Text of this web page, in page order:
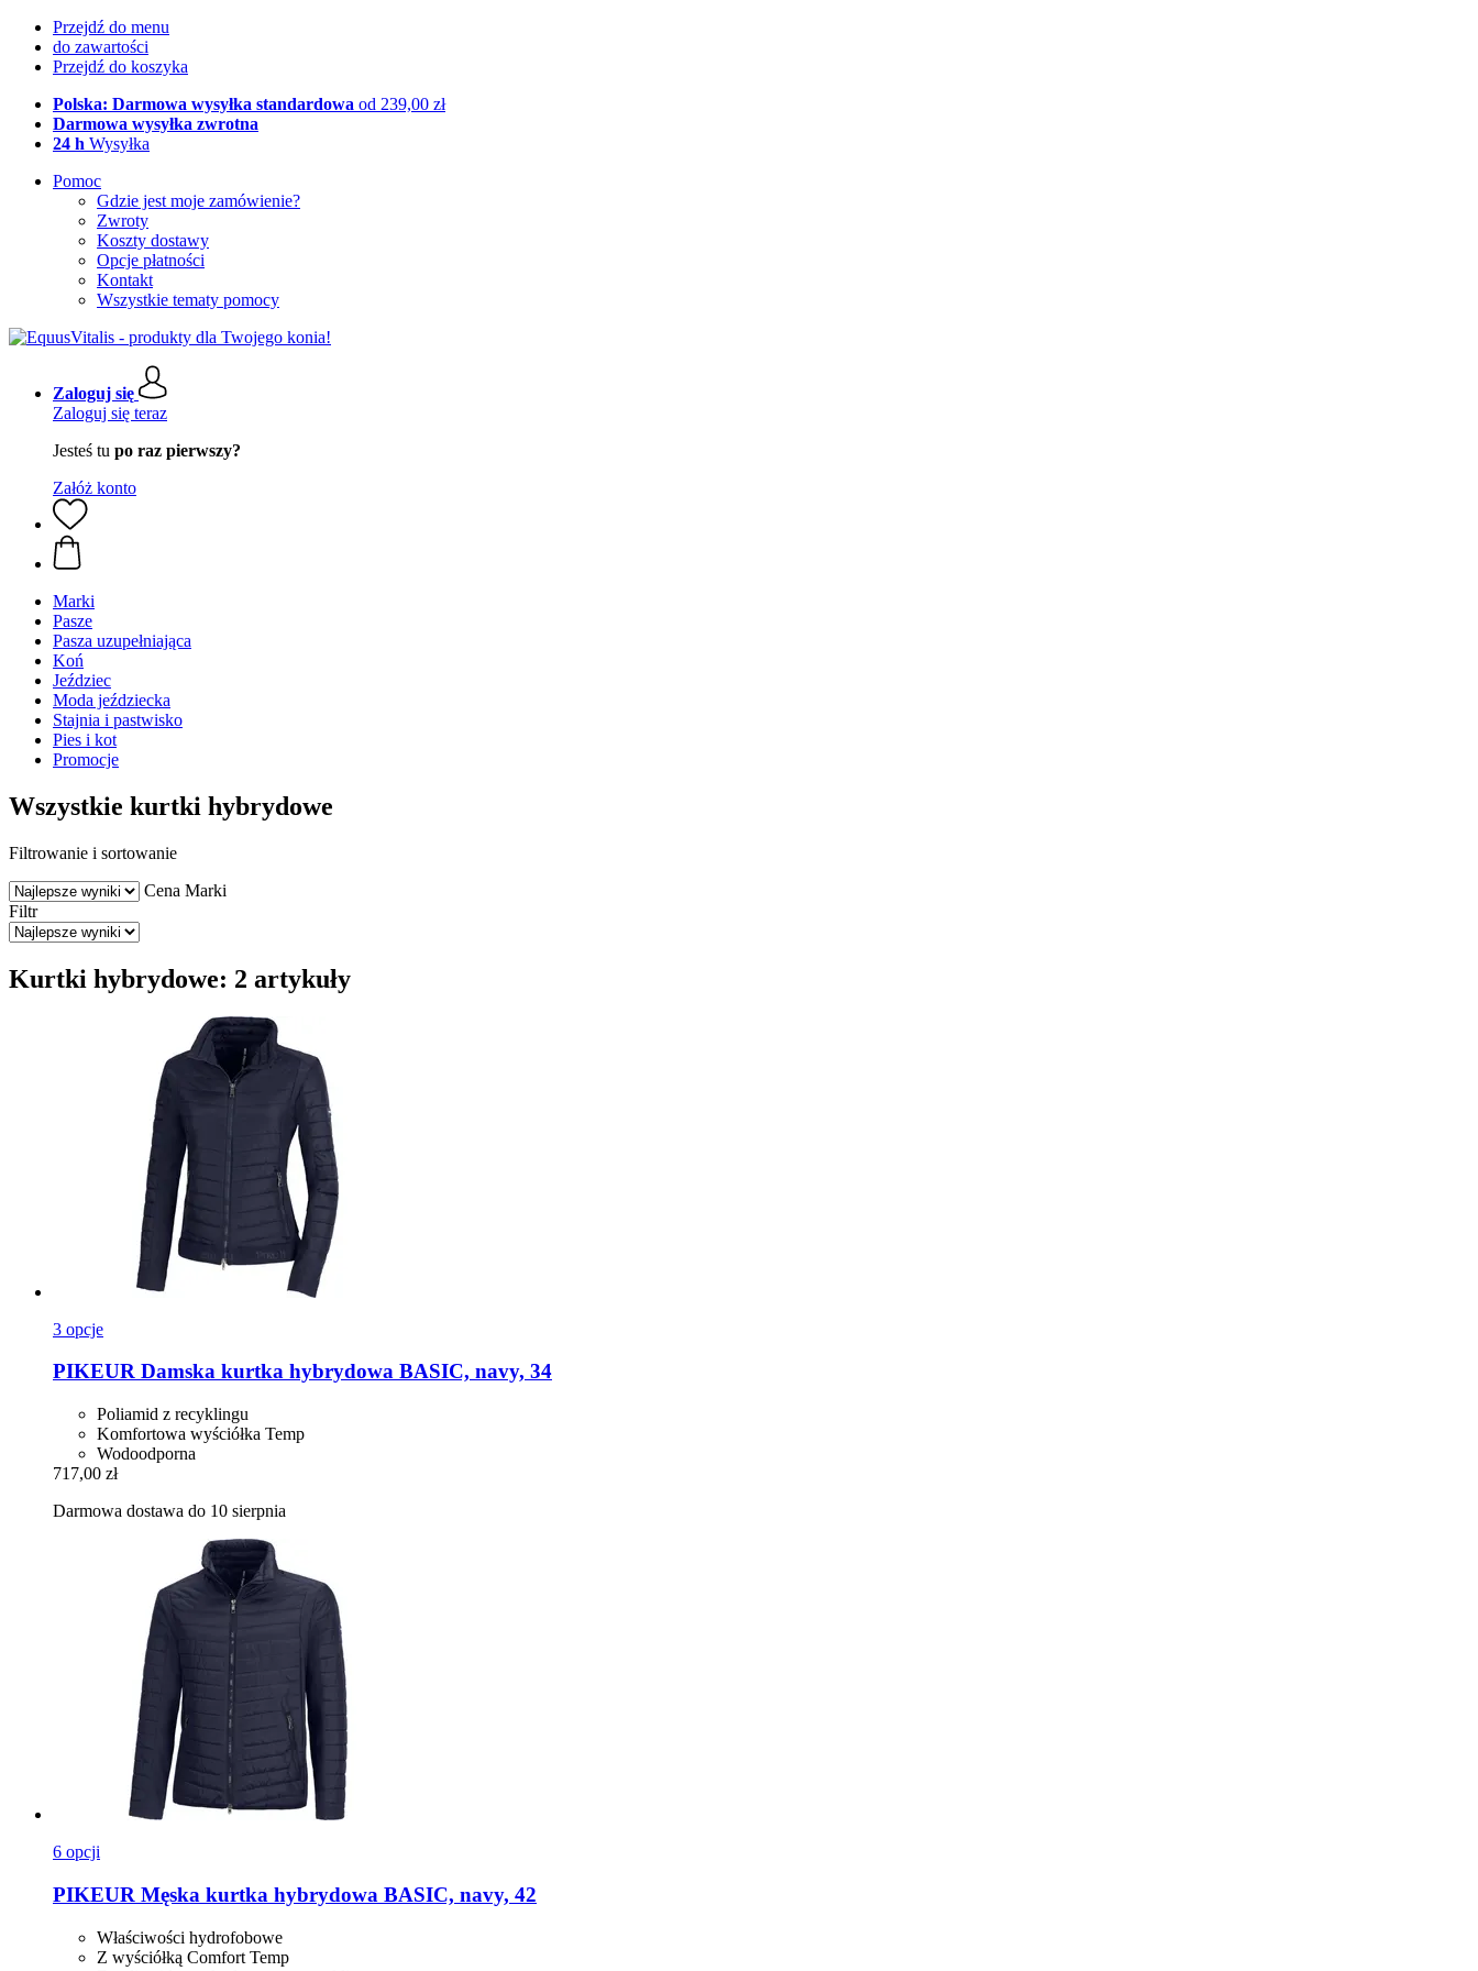
Przejdź do menu
do zawartości
Przejdź do koszyka
Polska: Darmowa wysyłka standardowa od 239,00 zł
Darmowa wysyłka zwrotna
24 h Wysyłka
Pomoc
Gdzie jest moje zamówienie?
Zwroty
Koszty dostawy
Opcje płatności
Kontakt
Wszystkie tematy pomocy
Zaloguj się
Zaloguj się teraz
Jesteś tu po raz pierwszy?
Załóż konto
Marki
Pasze
Pasza uzupełniająca
Koń
Jeździec
Moda jeździecka
Stajnia i pastwisko
Pies i kot
Promocje
Wszystkie kurtki hybrydowe
Filtrowanie i sortowanie
Cena Marki
Filtr
Kurtki hybrydowe: 2 artykuły
3 opcje
PIKEUR Damska kurtka hybrydowa BASIC, navy, 34
Poliamid z recyklingu
Komfortowa wyściółka Temp
Wodoodporna
717,00 zł
Darmowa dostawa do 10 sierpnia
6 opcji
PIKEUR Męska kurtka hybrydowa BASIC, navy, 42
Właściwości hydrofobowe
Z wyściółką Comfort Temp